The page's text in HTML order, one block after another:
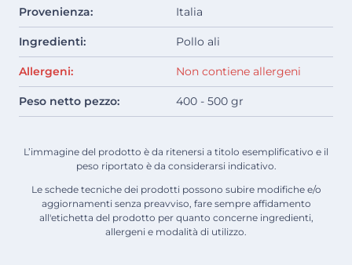
Provenienza: Italia
Ingredienti: Pollo ali
Allergeni: Non contiene allergeni
Peso netto pezzo: 400 - 500 gr
L’immagine del prodotto è da ritenersi a titolo esemplificativo e il
peso riportato è da considerarsi indicativo.
Le schede tecniche dei prodotti possono subire modifiche e/o
aggiornamenti senza preavviso, fare sempre affidamento
all'etichetta del prodotto per quanto concerne ingredienti,
allergeni e modalità di utilizzo.